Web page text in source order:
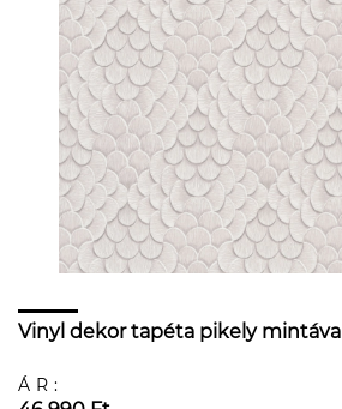
Vinyl dekor tapéta pikely mintával
ÁR: